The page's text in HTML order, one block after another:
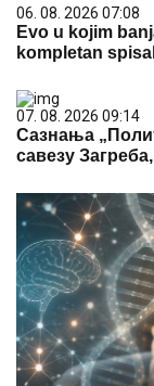
06. 08. 2026 07:08
Evo u kojim
kompletan
07. 08. 2026 09:14
Сазнања
савезу